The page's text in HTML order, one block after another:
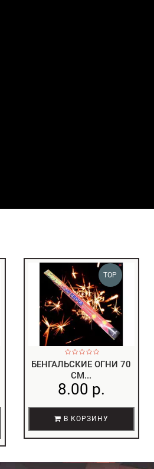
TOP
БЕНГАЛЬСКИЕ ОГНИ 70
СМ...
8.00 р.
В КОРЗИНУ